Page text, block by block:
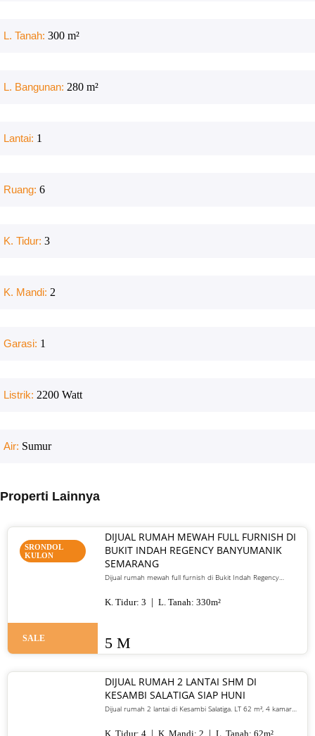
L. Tanah: 300 m²
L. Bangunan: 280 m²
Lantai: 1
Ruang: 6
K. Tidur: 3
K. Mandi: 2
Garasi: 1
Listrik: 2200 Watt
Air: Sumur
Properti Lainnya
SRONDOL
KULON
SALE
DIJUAL RUMAH MEWAH FULL FURNISH DI
BUKIT INDAH REGENCY BANYUMANIK
SEMARANG
Dijual rumah mewah full furnish di Bukit Indah Regency
premium. Harga 5 M nego
K. Tidur: 3 L. Tanah: 330m²
5 M
DIJUAL RUMAH 2 LANTAI SHM DI
KESAMBI SALATIGA SIAP HUNI
Dijual rumah 2 lantai di Kesambi Salatiga. LT 62 m², 4 kamar
K. Tidur: 4 K. Mandi: 2 L. Tanah: 62m²